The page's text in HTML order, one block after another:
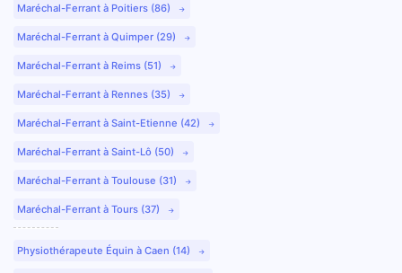
Maréchal-Ferrant à Poitiers (86)
Maréchal-Ferrant à Quimper (29)
Maréchal-Ferrant à Reims (51)
Maréchal-Ferrant à Rennes (35)
Maréchal-Ferrant à Saint-Etienne (42)
Maréchal-Ferrant à Saint-Lô (50)
Maréchal-Ferrant à Toulouse (31)
Maréchal-Ferrant à Tours (37)
Physiothérapeute Équin à Caen (14)